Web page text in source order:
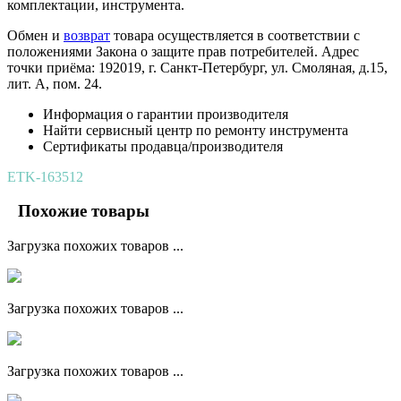
комплектации, инструмента.
Обмен и возврат товара осуществляется в соответствии с
положениями Закона о защите прав потребителей. Адрес
точки приёма: 192019, г. Санкт-Петербург, ул. Смоляная, д.15,
лит. А, пом. 24.
Информация о гарантии производителя
Найти сервисный центр по ремонту инструмента
Сертификаты продавца/производителя
ETK-163512
Похожие товары
Загрузка похожих товаров ...
Загрузка похожих товаров ...
Загрузка похожих товаров ...